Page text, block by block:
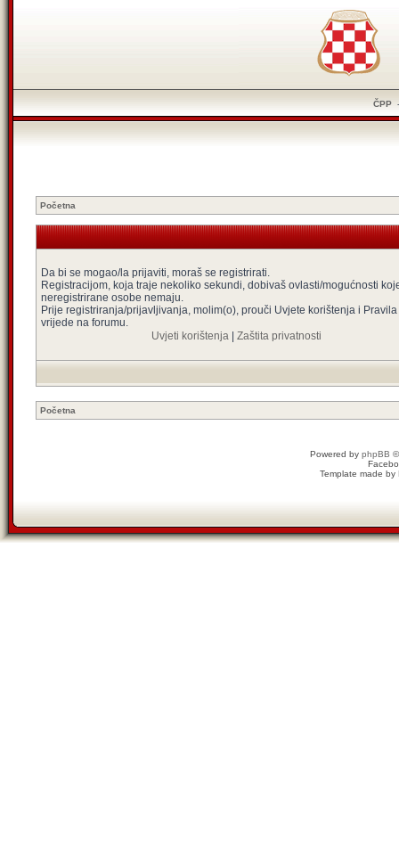
ČPP
Početna
Da bi se mogao/la prijaviti, moraš se registrirati.
Registracijom, koja traje nekoliko sekundi, dobivaš ovlasti/mogućnosti
neregistrirane osobe nemaju.
Prije registriranja/prijavljivanja, molim(o), prouči Uvjete korištenja i
vrijede na forumu.
Uvjeti korištenja| Zaštita privatnosti
Početna
Powered by phpBB
Template made by